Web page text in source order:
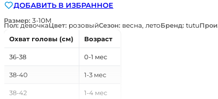
на
голову
муслин
ДОБАВИТЬ В ИЗБРАННОЕ
Размер: 3-10М
Пол:девочкаЦвет: розовыйСезон: весна, летоБренд: tutu
Охват головы (см)
Возраст
36-38 0-1 мес
38-40 1-3 мес
38-42 1-4 мес